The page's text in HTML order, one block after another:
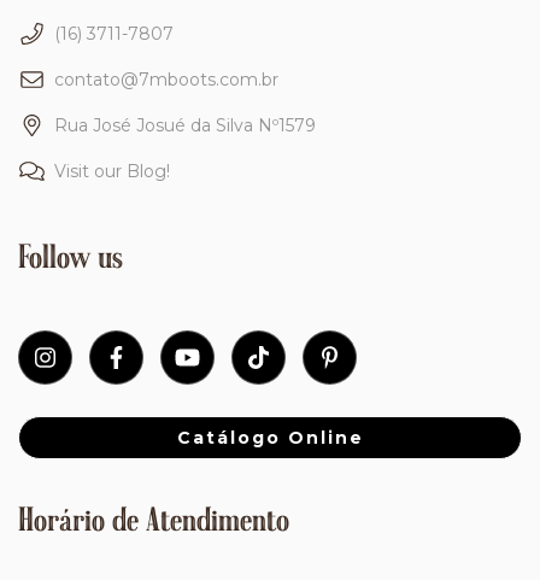
(16) 3711-7807
contato@7mboots.com.br
Rua José Josué da Silva Nº1579
Visit our Blog!
Follow us
Catálogo Online
Horário de Atendimento